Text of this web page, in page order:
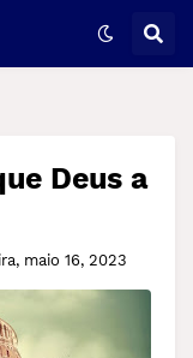
Deus a
maio 16, 2023